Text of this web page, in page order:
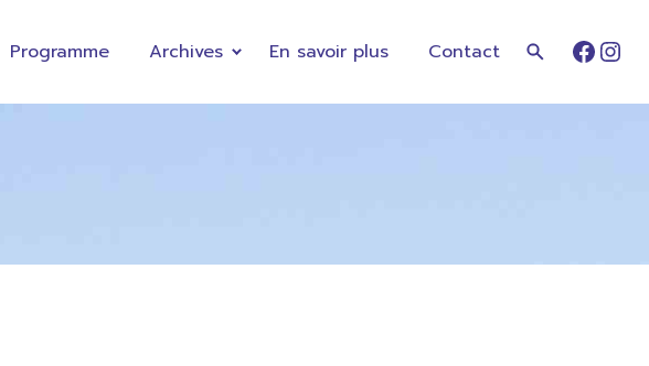
Programme Archives En savoir plus Contact